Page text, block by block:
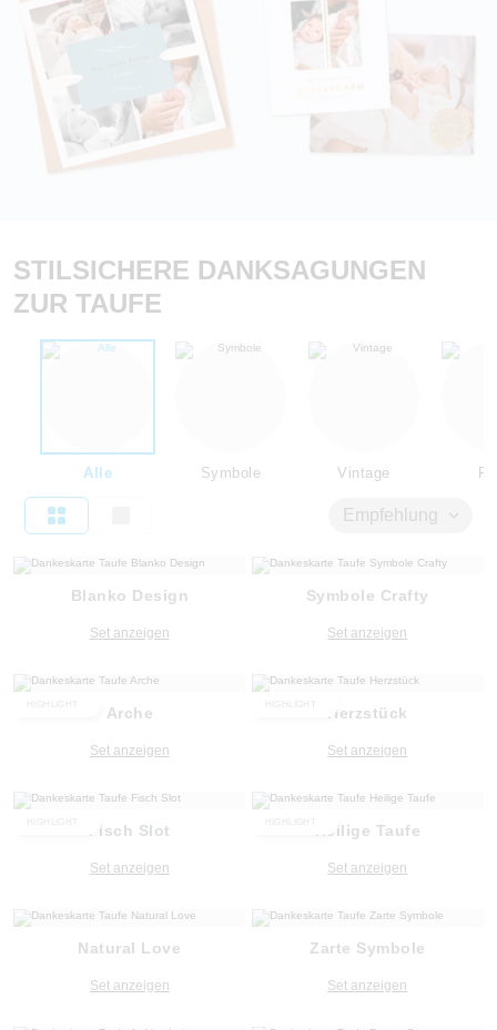
STILSICHERE DANKSAGUNGEN
ZUR TAUFE
Alle Symbole Vintage
Empfehlung
Blanko Design
Set anzeigen
Symbole Crafty
Set anzeigen
Arche
Set anzeigen
Herzstück
Set anzeigen
Fisch Slot
Set anzeigen
Heilige Taufe
Set anzeigen
Natural Love
Set anzeigen
Zarte Symbole
Set anzeigen